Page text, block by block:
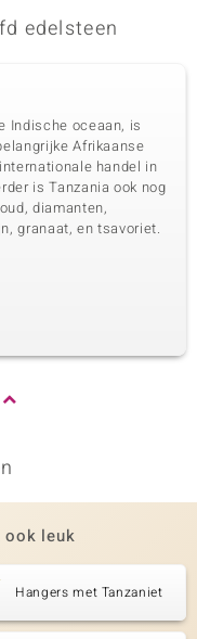
edelsteen
Indische oceaan, is
Afrikaanse
handel in
is Tanzania ook nog
diamanten,
granaat, en tsavoriet.
ook leuk
Hangers met Tanzaniet